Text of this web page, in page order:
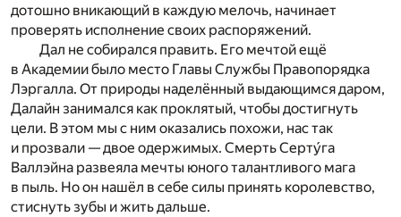
дотошно вникающий в каждую мелочь, начинает
проверять исполнение своих распоряжений.
Дал не собирался править. Его мечтой ещё
в Академии было место Главы Службы Правопорядка
Лэргалла. От природы наделённый выдающимся даром,
Далайн занимался как проклятый, чтобы достигнуть
цели. В этом мы с ним оказались похожи, нас так
и прозвали — двое одержимых. Смерть Серту́га
Валлэйна развеяла мечты юного талантливого мага
в пыль. Но он нашёл в себе силы принять королевство,
стиснуть зубы и жить дальше.